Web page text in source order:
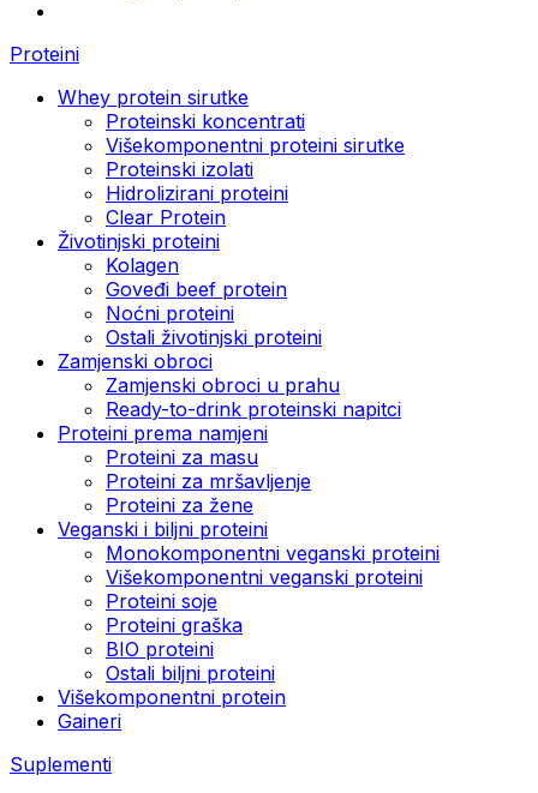
Proteini
Whey protein sirutke
Proteinski koncentrati
Višekomponentni proteini sirutke
Proteinski izolati
Hidrolizirani proteini
Clear Protein
Životinjski proteini
Kolagen
Goveđi beef protein
Noćni proteini
Ostali životinjski proteini
Zamjenski obroci
Zamjenski obroci u prahu
Ready-to-drink proteinski napitci
Proteini prema namjeni
Proteini za masu
Proteini za mršavljenje
Proteini za žene
Veganski i biljni proteini
Monokomponentni veganski proteini
Višekomponentni veganski proteini
Proteini soje
Proteini graška
BIO proteini
Ostali biljni proteini
Višekomponentni protein
Gaineri
Suplementi